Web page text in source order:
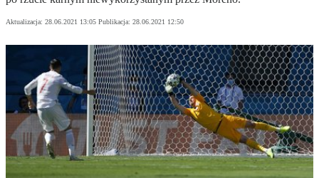
Aktualizacja: 28.06.2021 13:05 Publikacja: 28.06.2021 12:50